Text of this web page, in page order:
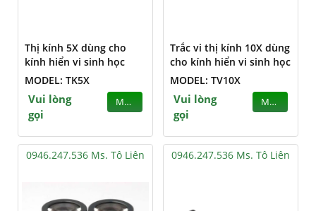
Thị kính 5X dùng cho
kính hiển vi sinh học
MODEL: TK5X
Vui lòng
gọi
MUA
Trắc vi thị kính 10X dùng
cho kính hiển vi sinh học
MODEL: TV10X
Vui lòng
gọi
MUA
0946.247.536 Ms. Tô Liên 0946.247.536 Ms. Tô Liên